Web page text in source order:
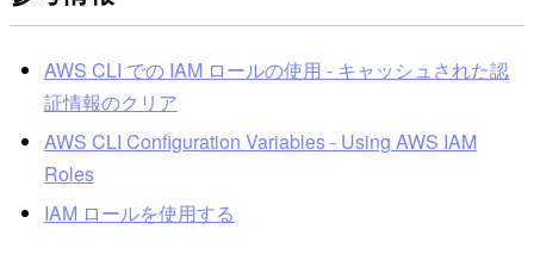
AWS CLI での IAM ロールの使用 - キャッシュされた認
証情報のクリア
AWS CLI Configuration Variables - Using AWS IAM
Roles
IAM ロールを使用する